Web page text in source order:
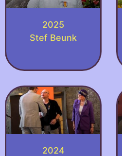
2025
Stef Beunk
2024